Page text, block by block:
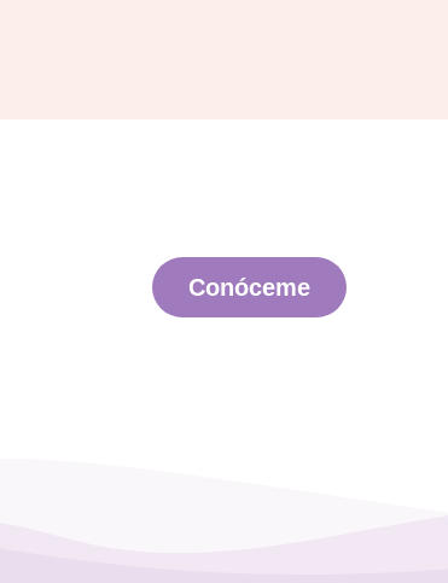
Conóceme